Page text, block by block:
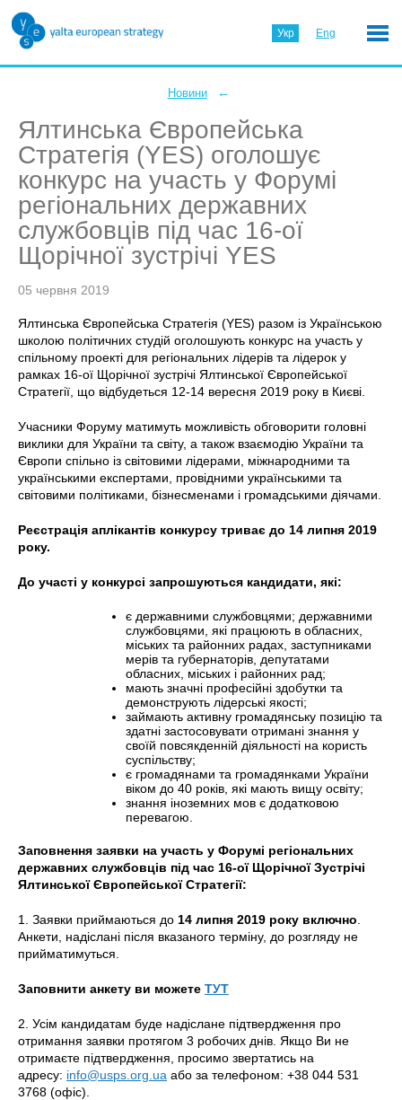
Укр Eng
Новини ←
Ялтинська Європейська
Стратегія (YES) оголошує
конкурс на участь у Форумі
регіональних державних
службовців під час 16-ої
Щорічної зустрічі YES
05 червня 2019
Ялтинська Європейська Стратегія (YES) разом із Українською
школою політичних студій оголошують конкурс на участь у
спільному проекті для регіональних лідерів та лідерок у
рамках 16-ої Щорічної зустрічі Ялтинської Європейської
Стратегії, що відбудеться 12-14 вересня 2019 року в Києві.
Учасники Форуму матимуть можливість обговорити головні
виклики для України та світу, а також взаємодію України та
Європи спільно із світовими лідерами, міжнародними та
українськими експертами, провідними українськими та
світовими політиками, бізнесменами і громадськими діячами.
Реєстрація аплікантів конкурсу триває до 14 липня 2019
року.
До участі у конкурсі запрошуються кандидати, які:
є державними службовцями; державними
службовцями, які працюють в обласних,
міських та районних радах, заступниками
мерів та губернаторів, депутатами
обласних, міських і районних рад;
мають значні професійні здобутки та
демонструють лідерські якості;
займають активну громадянську позицію та
здатні застосовувати отримані знання у
своїй повсякденній діяльності на користь
суспільству;
є громадянами та громадянками України
віком до 40 років, які мають вищу освіту;
знання іноземних мов є додатковою
перевагою.
Заповнення заявки на участь у Форумі регіональних
державних службовців під час 16-ої Щорічної Зустрічі
Ялтинської Європейської Стратегії:
1. Заявки приймаються до 14 липня 2019 року включно
Анкети, надіслані після вказаного терміну, до розгляду не
прийматимуться.
Заповнити анкету ви можете ТУТ
2. Усім кандидатам буде надіслане підтвердження про
отримання заявки протягом 3 робочих днів. Якщо Ви не
отримаєте підтвердження, просимо звертатись на
адресу: info@usps.org.ua або за телефоном: +38 044 531
3768 (офіс).